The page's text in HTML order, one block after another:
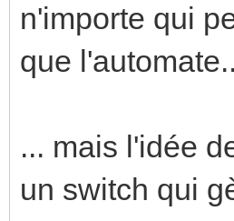
n'importe qui
que
... mais l'idée
un switch qui